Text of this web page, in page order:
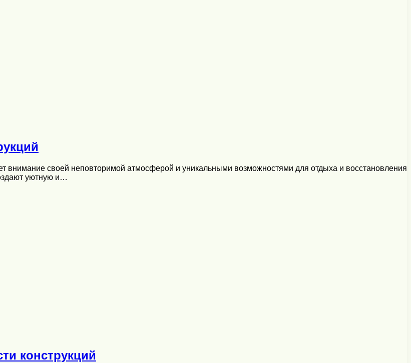
внимание своей неповторимой атмосферой и уникальными возможностями для отдыха и восстановления
уютную и…
конструкций